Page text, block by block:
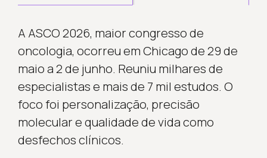
A ASCO 2026, maior congresso de
oncologia, ocorreu em Chicago de 29 de
maio a 2 de junho. Reuniu milhares de
especialistas e mais de 7 mil estudos. O
foco foi personalização, precisão
molecular e qualidade de vida como
desfechos clínicos.